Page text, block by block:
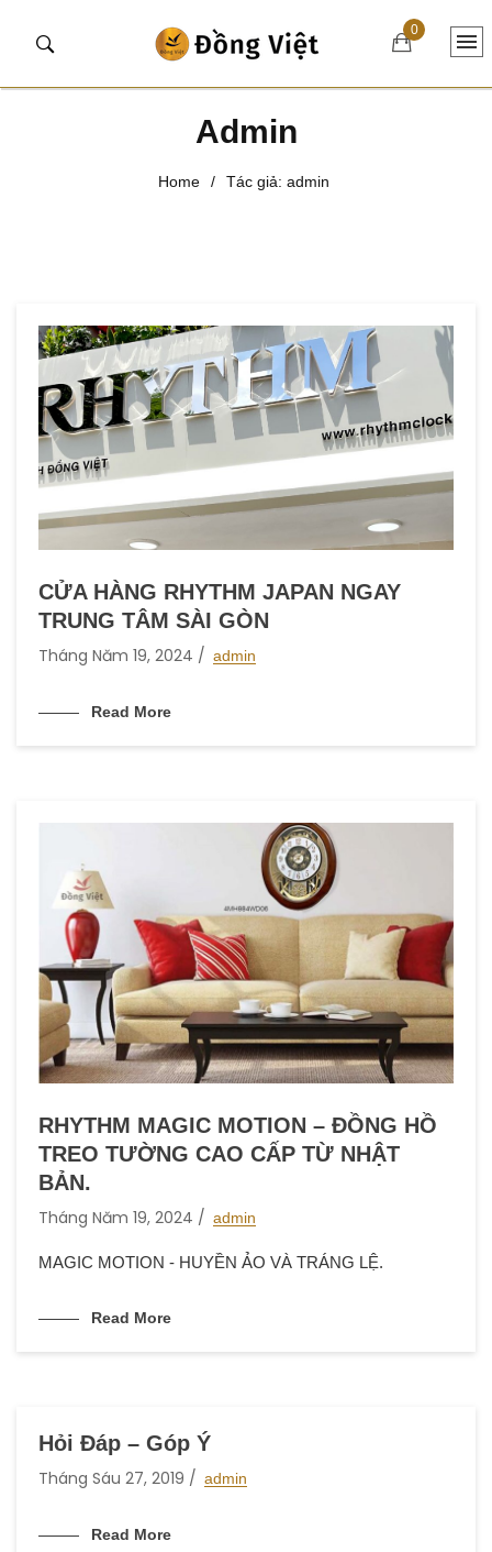
0
Admin
Home / Tác giả: admin
CỬA HÀNG RHYTHM JAPAN NGAY
TRUNG TÂM SÀI GÒN
Tháng Năm 19, 2024 admin
Read More
RHYTHM MAGIC MOTION – ĐỒNG HỒ
TREO TƯỜNG CAO CẤP TỪ NHẬT
BẢN.
Tháng Năm 19, 2024 admin
MAGIC MOTION - HUYỀN ẢO VÀ TRÁNG LỆ.
Read More
Hỏi Đáp – Góp Ý
Tháng Sáu 27, 2019 admin
Read More